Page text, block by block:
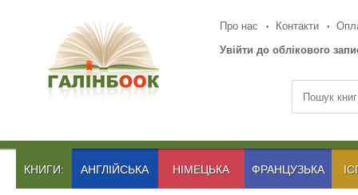
Про нас Контакти
Увійти до облікового
КНИГИ: АНГЛІЙСЬКА НІМЕЦЬКА ФРАНЦУЗЬКА